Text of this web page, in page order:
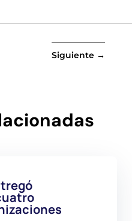
Siguiente →